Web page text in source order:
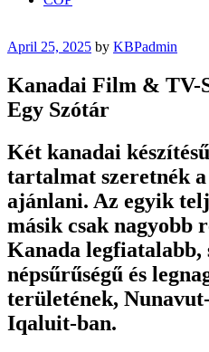
Posted
April 25, 2025 by KBPadmin
Kanadai Film & TV-
Egy Szótár
Két kanadai
tartalmat szeretnék
ajánlani. Az egyik
másik csak nagyobb
Kanada legfiatalabb,
népsűrűségű és
területének,
Iqaluit-ban.